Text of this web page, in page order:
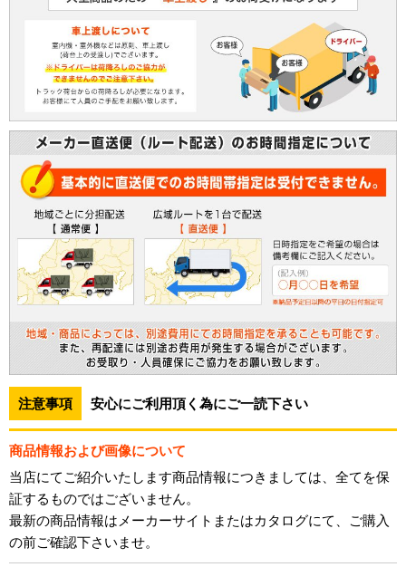
注意事項 安心にご利用頂く為にご一読下さい
商品情報および画像について
当店にてご紹介いたします商品情報につきましては、全てを保
証するものではございません。
最新の商品情報はメーカーサイトまたはカタログにて、ご購入
の前ご確認下さいませ。